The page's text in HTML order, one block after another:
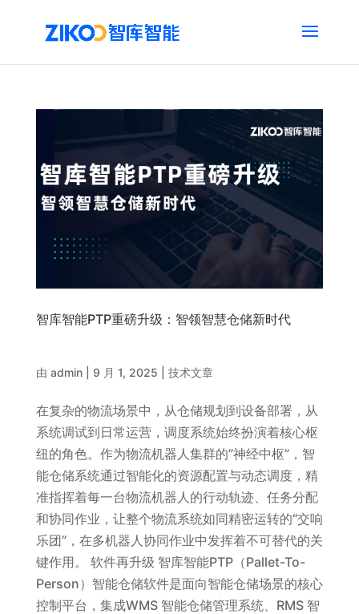
智库智能PTP重磅升级：智领智慧仓储新时代
由 admin| 9 月 1, 2025 技术文章
在复杂的物流场景中，从仓储规划到设备部署，从
系统调试到日常运营，调度系统始终扮演着核心枢
纽的角色。作为物流机器人集群的”神经中枢”，智
能仓储系统通过智能化的资源配置与动态调度，精
准指挥着每一台物流机器人的行动轨迹、任务分配
和协同作业，让整个物流系统如同精密运转的“交响
乐团”，在多机器人协同作业中发挥着不可替代的关
键作用。 软件再升级 智库智能PTP（Pallet-To-
Person）智能仓储软件是面向智能仓储场景的核心
控制平台，集成WMS 智能仓储管理系统、RMS 智